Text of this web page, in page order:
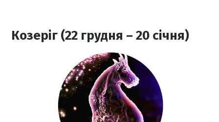
Козеріг (22 грудня – 20 січня)